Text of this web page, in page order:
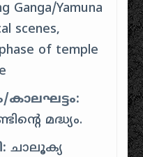
Ganga/Yamuna
scenes,
of temple
കാലഘട്ടം:
മദ്ധ്യം.
ചാലൂക്യ